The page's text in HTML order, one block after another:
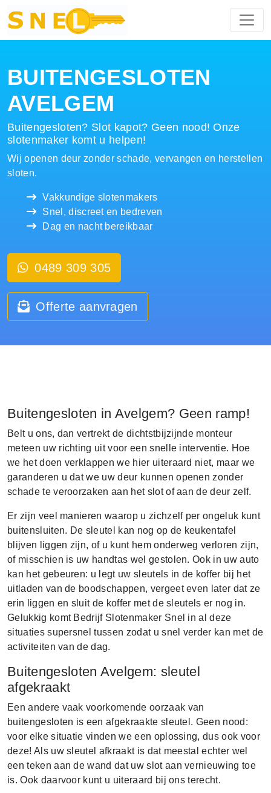
Hoofdnavigatie
BUITENGESLOTEN
AVELGEM
Buitengesloten? Slot kapot? Geen nood! Onze
slotenmaker komt u helpen!
Wij openen deur zonder schade, vervangen en herstellen
sloten.
Vakkundige slotenmakers
Snel, discreet en bedreven
Dag en nacht bereikbaar
0489 309 305
Offerte aanvragen
Buitengesloten in Avelgem? Geen ramp!
Belt u ons, dan vertrekt de dichtstbijzijnde monteur
meteen uw richting uit voor een snelle interventie. Hoe
we het doen verklappen we hier uiteraard niet, maar we
garanderen u dat we uw deur kunnen openen zonder
schade te veroorzaken aan het slot of aan de deur zelf.
Er zijn veel manieren waarop u zichzelf per ongeluk kunt
buitensluiten. De sleutel kan nog op de keukentafel
blijven liggen zijn, of u kunt hem onderweg verloren zijn,
of misschien is uw handtas wel gestolen. Ook in uw auto
kan het gebeuren: u legt uw sleutels in de koffer bij het
uitladen van de boodschappen, vergeet even later dat ze
erin liggen en sluit de koffer met de sleutels er nog in.
Gelukkig komt Bedrijf Slotenmaker Snel in al deze
situaties supersnel tussen zodat u snel verder kan met de
activiteiten van de dag.
Buitengesloten Avelgem: sleutel
afgekraakt
Een andere vaak voorkomende oorzaak van
buitengesloten is een afgekraakte sleutel. Geen nood:
voor elke situatie vinden we een oplossing, dus ook voor
deze! Als uw sleutel afkraakt is dat meestal echter wel
een teken aan de wand dat uw slot aan vernieuwing toe
is. Ook daarvoor kunt u uiteraard bij ons terecht.